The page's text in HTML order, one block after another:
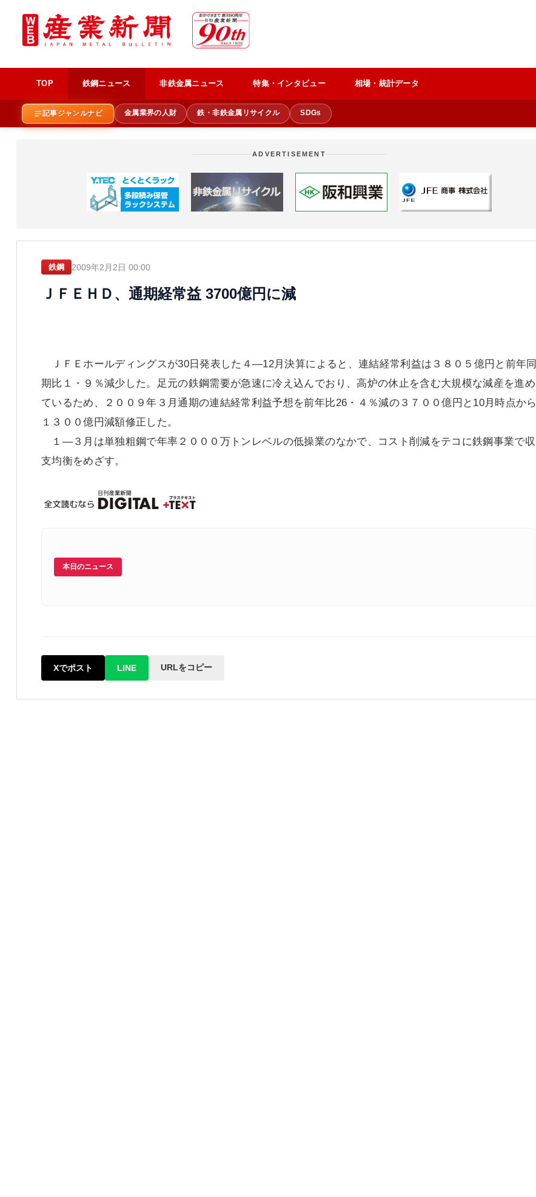
TOP 鉄鋼ニュース 非鉄金属ニュース 特集・インタビュー 相場・統計データ
記事ジャンルナビ 金属業界の人財 鉄・非鉄金属リサイクル SDGs
ADVERTISEMENT
鉄鋼 2009年2月2日 00:00
ＪＦＥＨＤ、通期経常益 3700億円に減
ＪＦＥホールディングスが30日発表した４―12月決算によると、連結経常利益は３８０５億円と前年同
期比１・９％減少した。足元の鉄鋼需要が急速に冷え込んでおり、高炉の休止を含む大規模な減産を進め
ているため、２００９年３月通期の連結経常利益予想を前年比26・４％減の３７００億円と10月時点から
１３００億円減額修正した。
１―３月は単独粗鋼で年率２０００万トンレベルの低操業のなかで、コスト削減をテコに鉄鋼事業で収
支均衡をめざす。
本日のニュース
Xでポスト LINE URLをコピー